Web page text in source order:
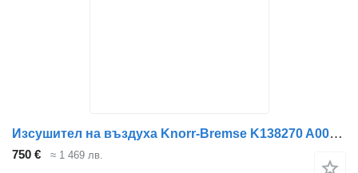
Изсушител на въздуха Knorr-Bremse K138270 A0014466464 за автобус Mercedes-Benz TRAVEGO, TOURISMO, SETRA
750 € ≈ 1 469 лв.